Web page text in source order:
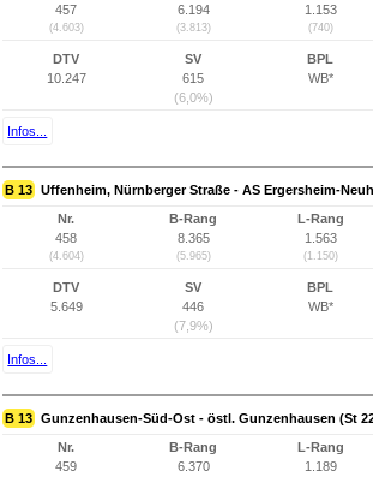
457
(4.603)
6.194
(3.813)
1.153
(740)
DTV
10.247
SV
615
(6,0%)
BPL
WB*
Infos...
B 13 Uffenheim, Nürnberger Straße - AS Ergersheim-
Nr.
458
(4.604)
B-Rang
8.365
(5.965)
L-Rang
1.563
(1.150)
DTV
5.649
SV
446
(7,9%)
BPL
WB*
Infos...
B 13 Gunzenhausen-Süd-Ost - östl. Gunzenhausen (St
Nr.
459
B-Rang
6.370
L-Rang
1.189